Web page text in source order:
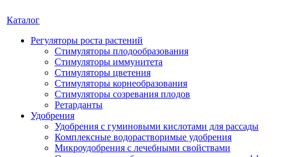
Каталог
Регуляторы роста растений
Стимуляторы плодообразования
Стимуляторы иммунитета
Стимуляторы цветения
Стимуляторы корнеобразования
Стимуляторы созревания плодов
Ретарданты
Удобрения
Удобрения с гуминовыми кислотами для рассады
Комплексные водорастворимые удобрения
Микроудобрения с лечебными свойствами